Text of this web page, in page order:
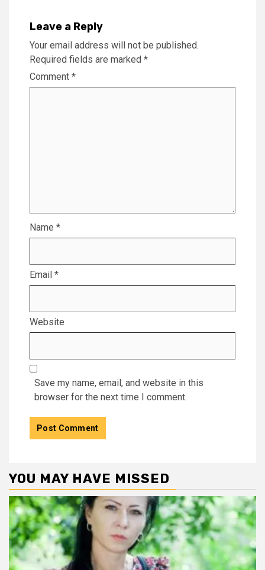
Leave a Reply
Your email address will not be published.
Required fields are marked *
Comment *
Name *
Email *
Website
Save my name, email, and website in this
browser for the next time I comment.
YOU MAY HAVE MISSED